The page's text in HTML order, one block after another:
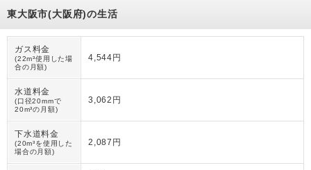
東大阪市(大阪府)の生活
ガス料金
(22m³使用した場
合の月額)
4,544円
水道料金
(口径20mmで
20m³の月額)
3,062円
下水道料金
(20m³を使用した
場合の月額)
2,087円